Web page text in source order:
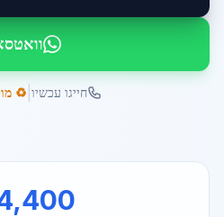
חייגו עכשיו ♻️